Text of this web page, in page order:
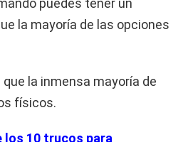
puedes tener un
la mayoría de las opciones
la inmensa mayoría de
físicos.
los 10 trucos para